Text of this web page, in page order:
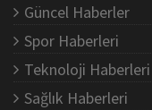
Güncel Haberler
Spor Haberleri
Teknoloji Haberleri
Sağlık Haberleri